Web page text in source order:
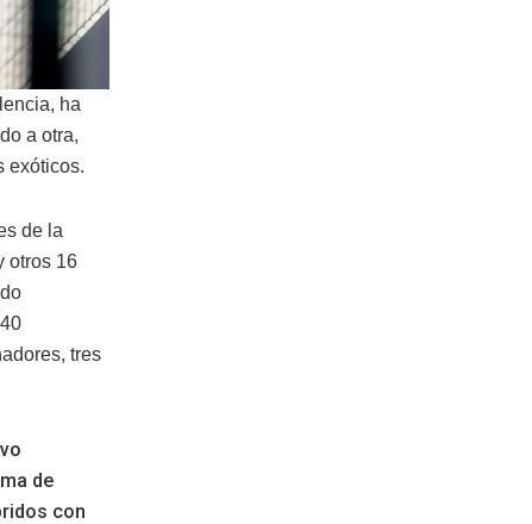
ha
a otra,
exóticos.
de la
otros 16
tres
de
con